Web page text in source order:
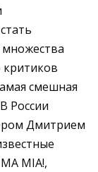
множества
смешная
России
Дмитрием
MIA!,